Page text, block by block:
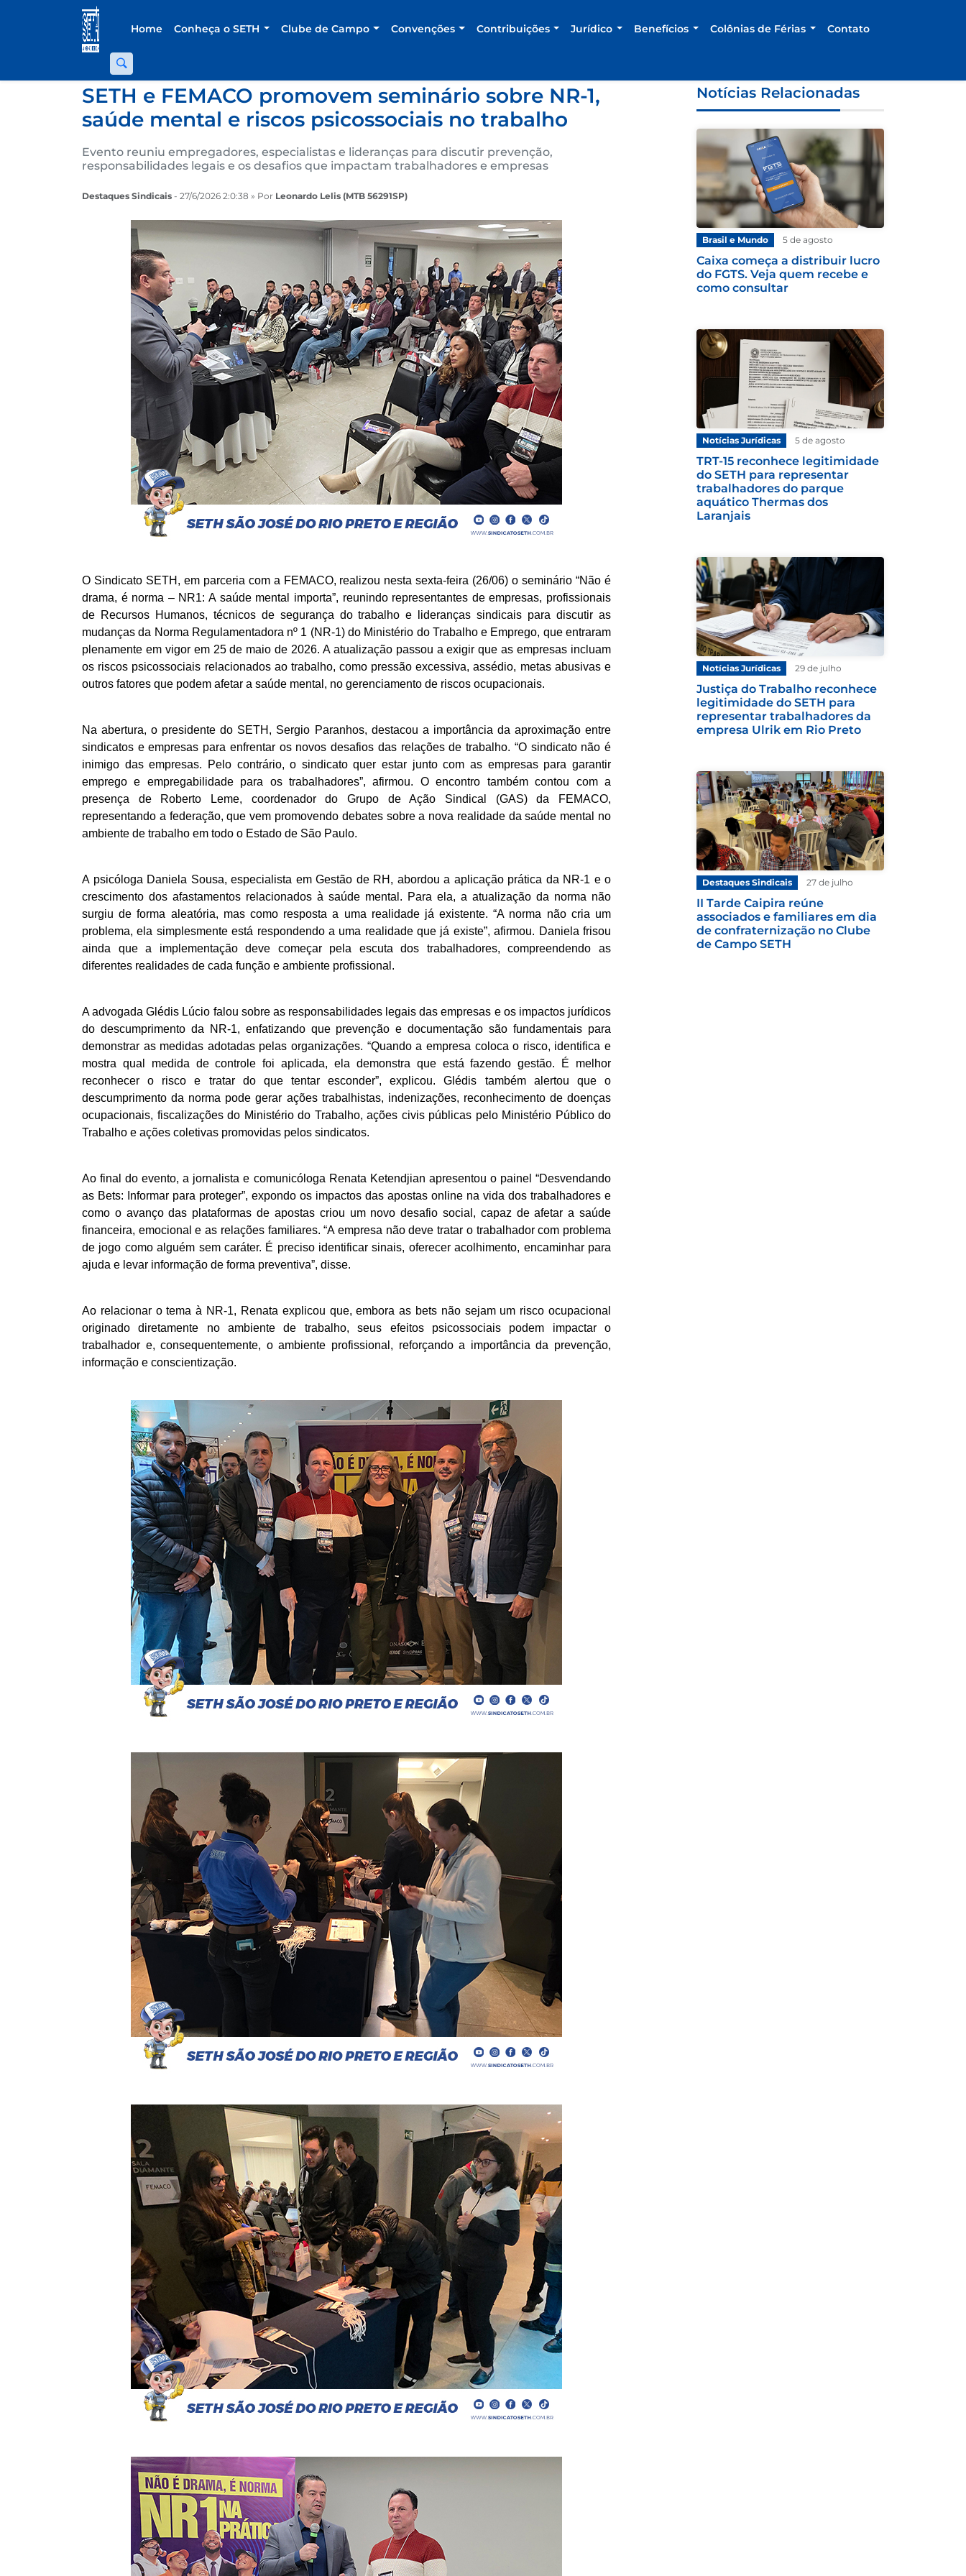
Home Conheça o SETH Clube de Campo Convenções Contribuições Jurídico Benefícios Colônias de Férias Contato
SETH e FEMACO promovem seminário sobre NR-1,
saúde mental e riscos psicossociais no trabalho
Evento reuniu empregadores, especialistas e lideranças para discutir prevenção,
responsabilidades legais e os desafios que impactam trabalhadores e empresas
Destaques Sindicais - 27/6/2026 2:0:38 » Por Leonardo Lelis (MTB 56291SP)
O Sindicato SETH, em parceria com a FEMACO, realizou nesta sexta-feira (26/06) o seminário “Não é
drama, é norma – NR1: A saúde mental importa”, reunindo representantes de empresas, profissionais
de Recursos Humanos, técnicos de segurança do trabalho e lideranças sindicais para discutir as
mudanças da Norma Regulamentadora nº 1 (NR-1) do Ministério do Trabalho e Emprego, que entraram
plenamente em vigor em 25 de maio de 2026. A atualização passou a exigir que as empresas incluam
os riscos psicossociais relacionados ao trabalho, como pressão excessiva, assédio, metas abusivas e
outros fatores que podem afetar a saúde mental, no gerenciamento de riscos ocupacionais.
Na abertura, o presidente do SETH, Sergio Paranhos, destacou a importância da aproximação entre
sindicatos e empresas para enfrentar os novos desafios das relações de trabalho. “O sindicato não é
inimigo das empresas. Pelo contrário, o sindicato quer estar junto com as empresas para garantir
emprego e empregabilidade para os trabalhadores”, afirmou. O encontro também contou com a
presença de Roberto Leme, coordenador do Grupo de Ação Sindical (GAS) da FEMACO,
representando a federação, que vem promovendo debates sobre a nova realidade da saúde mental no
ambiente de trabalho em todo o Estado de São Paulo.
A psicóloga Daniela Sousa, especialista em Gestão de RH, abordou a aplicação prática da NR-1 e o
crescimento dos afastamentos relacionados à saúde mental. Para ela, a atualização da norma não
surgiu de forma aleatória, mas como resposta a uma realidade já existente. “A norma não cria um
problema, ela simplesmente está respondendo a uma realidade que já existe”, afirmou. Daniela frisou
ainda que a implementação deve começar pela escuta dos trabalhadores, compreendendo as
diferentes realidades de cada função e ambiente profissional.
A advogada Glédis Lúcio falou sobre as responsabilidades legais das empresas e os impactos jurídicos
do descumprimento da NR-1, enfatizando que prevenção e documentação são fundamentais para
demonstrar as medidas adotadas pelas organizações. “Quando a empresa coloca o risco, identifica e
mostra qual medida de controle foi aplicada, ela demonstra que está fazendo gestão. É melhor
reconhecer o risco e tratar do que tentar esconder”, explicou. Glédis também alertou que o
descumprimento da norma pode gerar ações trabalhistas, indenizações, reconhecimento de doenças
ocupacionais, fiscalizações do Ministério do Trabalho, ações civis públicas pelo Ministério Público do
Trabalho e ações coletivas promovidas pelos sindicatos.
Ao final do evento, a jornalista e comunicóloga Renata Ketendjian apresentou o painel “Desvendando
as Bets: Informar para proteger”, expondo os impactos das apostas online na vida dos trabalhadores e
como o avanço das plataformas de apostas criou um novo desafio social, capaz de afetar a saúde
financeira, emocional e as relações familiares. “A empresa não deve tratar o trabalhador com problema
de jogo como alguém sem caráter. É preciso identificar sinais, oferecer acolhimento, encaminhar para
ajuda e levar informação de forma preventiva”, disse.
Ao relacionar o tema à NR-1, Renata explicou que, embora as bets não sejam um risco ocupacional
originado diretamente no ambiente de trabalho, seus efeitos psicossociais podem impactar o
trabalhador e, consequentemente, o ambiente profissional, reforçando a importância da prevenção,
informação e conscientização.
Notícias Relacionadas
Brasil e Mundo 5 de agosto
Caixa começa a distribuir lucro
do FGTS. Veja quem recebe e
como consultar
Notícias Jurídicas 5 de agosto
TRT-15 reconhece legitimidade
do SETH para representar
trabalhadores do parque
aquático Thermas dos
Laranjais
Notícias Jurídicas 29 de julho
Justiça do Trabalho reconhece
legitimidade do SETH para
representar trabalhadores da
empresa Ulrik em Rio Preto
Destaques Sindicais 27 de julho
II Tarde Caipira reúne
associados e familiares em dia
de confraternização no Clube
de Campo SETH